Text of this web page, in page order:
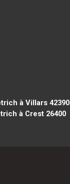
à Villars 42390
à Crest 26400